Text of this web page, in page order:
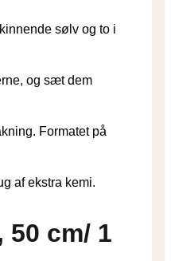
sølv og to i
og sæt dem
Formatet på
af ekstra kemi.
cm/ 1